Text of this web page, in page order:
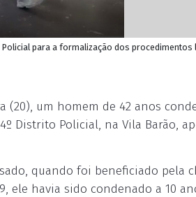
para a formalização dos procedimentos
(20), um homem de 42 anos
Distrito Policial, na Vila Barão,
quando foi beneficiado pela
ele havia sido condenado a 10